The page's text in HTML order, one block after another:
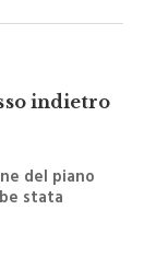
indietro
del piano
stata
da
culturale"